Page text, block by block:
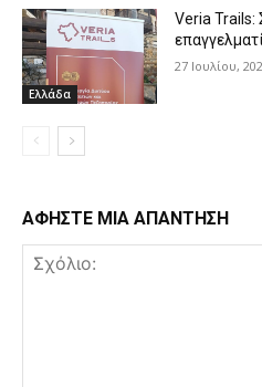
Ελλάδα
Veria Trails:
27 Ιουλίου,
ΑΦΗΣΤΕ ΜΙΑ ΑΠΑΝΤΗΣΗ